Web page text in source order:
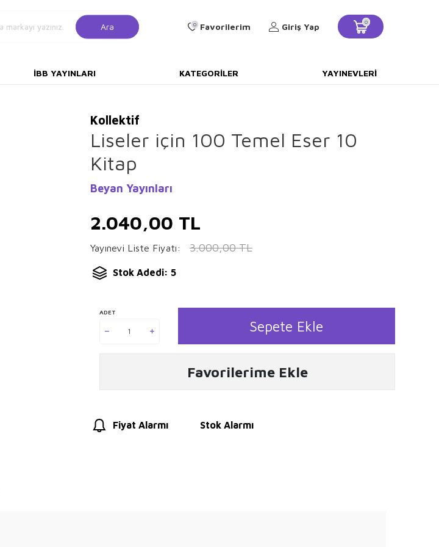
Ara 0 Favorilerim Giriş Yap 0
İBB YAYINLARI KATEGORILER YAYINEVLERI
Kollektif
Liseler için 100 Temel Eser 10
Kitap
Beyan Yayınları
2.040,00 TL
Yayınevi Liste Fiyatı: 3.000,00TL
Stok Adedi: 5
ADET
Sepete Ekle
Favorilerime Ekle
Fiyat Alarmı Stok Alarmı